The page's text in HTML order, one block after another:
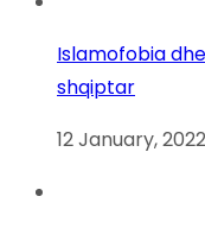
Islamofobia
shqiptar
12 January, 2022